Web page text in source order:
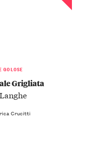
GOLOSE
Grigliata
Crucitti